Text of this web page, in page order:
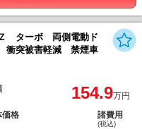
ターボ 両側電動ド
衝突被害軽減 禁煙車
154.9万円
価格
諸費用
(税込)